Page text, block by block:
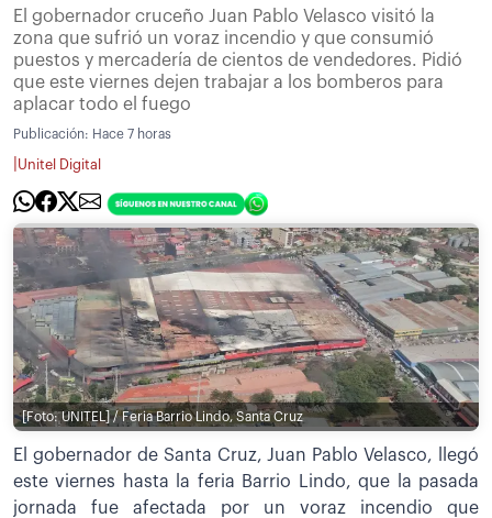
El gobernador cruceño Juan Pablo Velasco visitó la
zona que sufrió un voraz incendio y que consumió
puestos y mercadería de cientos de vendedores. Pidió
que este viernes dejen trabajar a los bomberos para
aplacar todo el fuego
Publicación: Hace 7 horas
Unitel Digital
[Foto: UNITEL] / Feria Barrio Lindo, Santa Cruz
El gobernador de Santa Cruz, Juan Pablo Velasco, llegó
este viernes hasta la feria Barrio Lindo, que la pasada
jornada fue afectada por un voraz incendio que